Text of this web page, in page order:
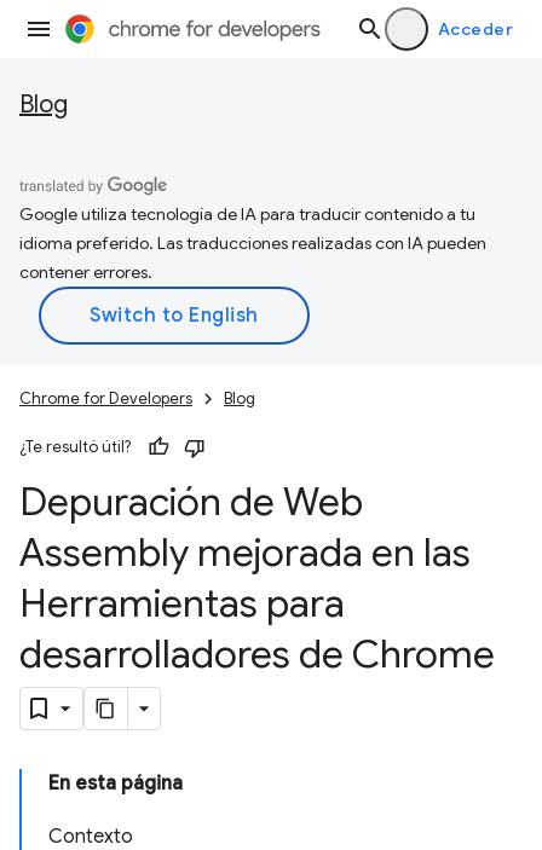
Acceder
Blog
Google utiliza tecnología de IA para traducir contenido a tu
idioma preferido. Las traducciones realizadas con IA pueden
contener errores.
Chrome for Developers Blog
¿Te resultó útil?
Depuración de Web
Assembly mejorada en las
Herramientas para
desarrolladores de Chrome
En esta página
Contexto